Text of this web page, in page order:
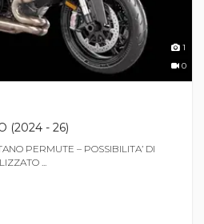
1
0
(2024 - 26)
PERMUTE – POSSIBILITA’ DI
...